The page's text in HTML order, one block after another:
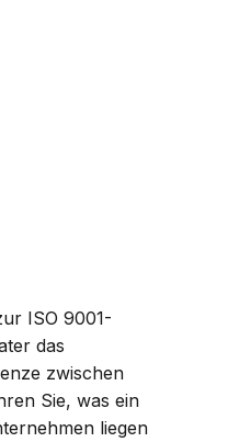
ISO 9001-
das
zwischen
Sie, was ein
liegen